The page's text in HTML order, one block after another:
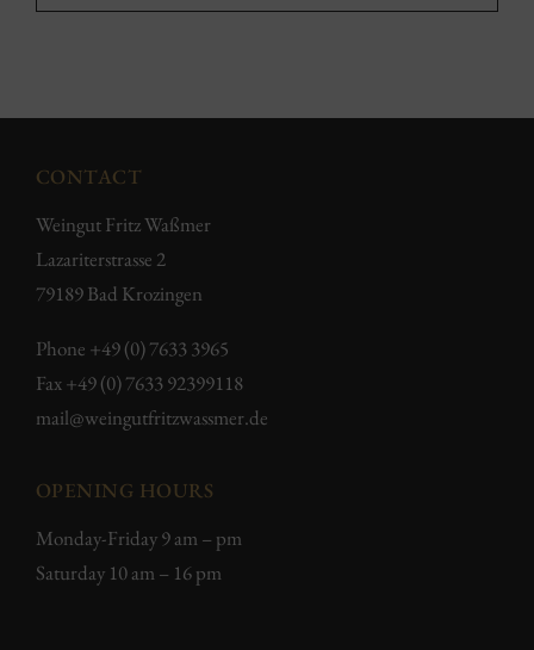
CONTACT
Weingut Fritz Waßmer
Lazariterstrasse 2
79189 Bad Krozingen
Phone +49 (0) 7633 3965
Fax +49 (0) 7633 92399118
mail@weingutfritzwassmer.de
OPENING HOURS
Monday-Friday 9 am – pm
Saturday 10 am – 16 pm